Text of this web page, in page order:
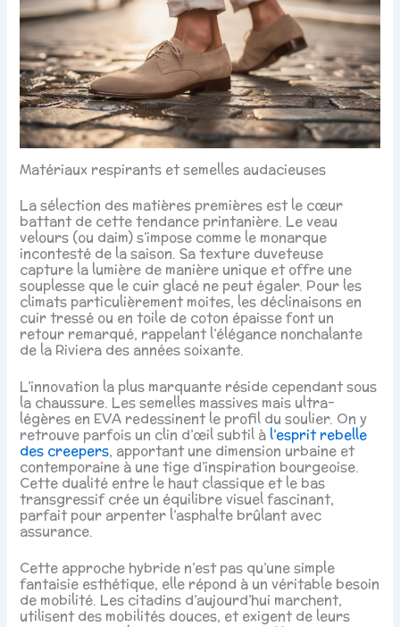
Matériaux respirants et semelles audacieuses
La sélection des matières premières est le cœur
battant de cette tendance printanière. Le veau
velours (ou daim) s’impose comme le monarque
incontesté de la saison. Sa texture duveteuse
capture la lumière de manière unique et offre une
souplesse que le cuir glacé ne peut égaler. Pour les
climats particulièrement moites, les déclinaisons en
cuir tressé ou en toile de coton épaisse font un
retour remarqué, rappelant l’élégance nonchalante
de la Riviera des années soixante.
L’innovation la plus marquante réside cependant sous
la chaussure. Les semelles massives mais ultra-
légères en EVA redessinent le profil du soulier. On y
retrouve parfois un clin d’œil subtil à l’esprit rebelle
des creepers, apportant une dimension urbaine et
contemporaine à une tige d’inspiration bourgeoise.
Cette dualité entre le haut classique et le bas
transgressif crée un équilibre visuel fascinant,
parfait pour arpenter l’asphalte brûlant avec
assurance.
Cette approche hybride n’est pas qu’une simple
fantaisie esthétique, elle répond à un véritable besoin
de mobilité. Les citadins d’aujourd’hui marchent,
utilisent des mobilités douces, et exigent de leurs